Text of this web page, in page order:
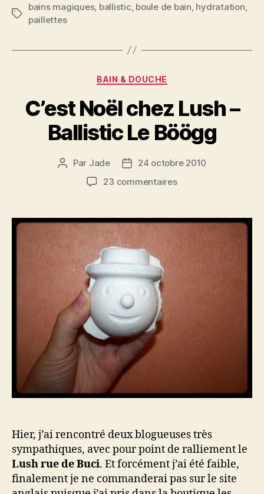
Étiquettes
bains magiques, ballistic boule de bain hydratation
paillettes
Catégories
BAIN & DOUCHE
C’est Noël chez Lush –
Ballistic Le Böögg
Auteur
l’article
Par Jade
Date24 octobre 2010
23 commentairessur
chez
Hier, j’ai rencontré deux blogueuses très
sympathiques, avec pour point de ralliement le
Lush rue de Buci. Et forcément j’ai été faible,
finalement je ne commanderai pas sur le site